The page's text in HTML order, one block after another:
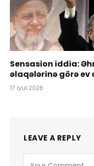
Sensasion iddia:
əlaqələrinə görə ev
17 İyul 2026
LEAVE A REPLY